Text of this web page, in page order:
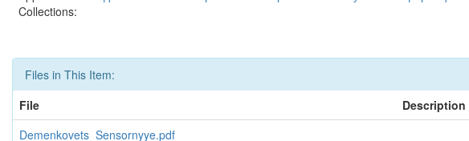
Collections:
Files in This Item:
File
Description
Demenkovets_Sensornyye.pdf